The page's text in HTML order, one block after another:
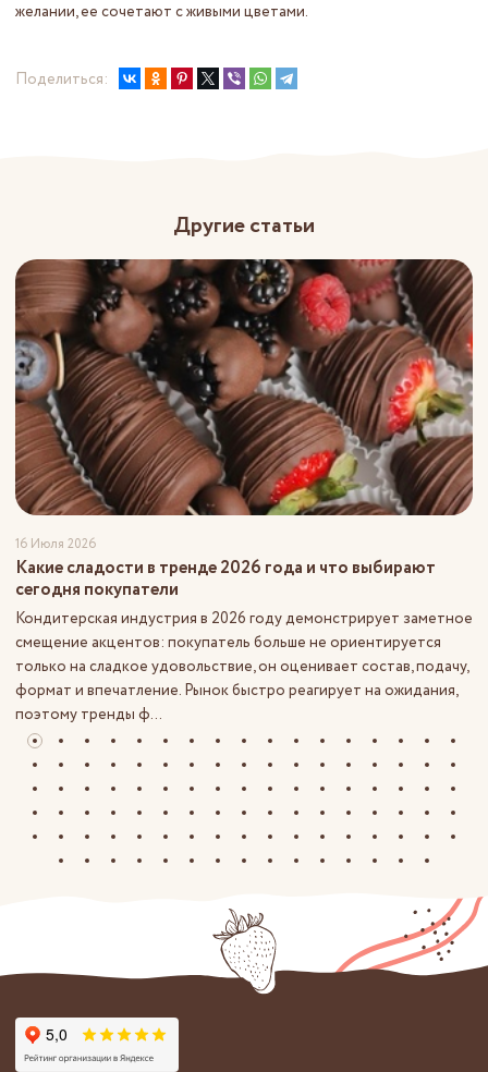
желании, ее сочетают с живыми цветами.
Поделиться:
Другие статьи
16 Июля 2026
Какие сладости в тренде 2026 года и что выбирают
сегодня покупатели
Кондитерская индустрия в 2026 году демонстрирует заметное
смещение акцентов: покупатель больше не ориентируется
только на сладкое удовольствие, он оценивает состав, подачу,
формат и впечатление. Рынок быстро реагирует на ожидания,
поэтому тренды ф...